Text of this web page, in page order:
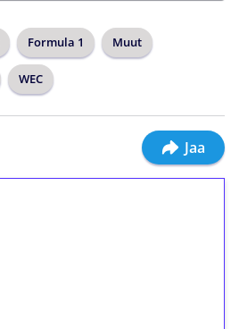
Formula 1 Muut
WEC
Jaa